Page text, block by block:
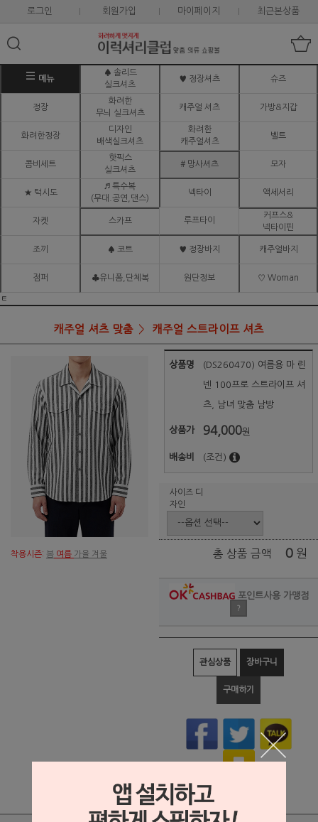
로그인 회원가입 마이페이지 최근본상품
메뉴
♠ 솔리드
실크셔츠
♥ 정장셔츠 슈즈
정장
화려한
무늬 실크셔츠
캐주얼 셔츠 가방&지갑
화려한정장
디자인
배색실크셔츠
화려한
캐주얼셔츠
벨트
콤비세트
핫픽스
실크셔츠
# 망사셔츠 모자
★ 턱시도
♬ 특수복
(무대.공연,댄스)
넥타이 액세서리
자켓 스카프 루프타이
커프스&
넥타이핀
조끼 ♠ 코트 ♥ 정장바지 캐주얼바지
점퍼 ♣유니폼,단체복 원단정보 ♡ Woman
ㅌ
캐주얼 셔츠 맞춤 캐주얼 스트라이프 셔츠
착용시즌: 봄 여름 가을 겨울
상품명 (DS260470) 여름용 마 린
넨 100프로 스트라이프 셔
츠, 남녀 맞춤 남방
상품가 94,000원
배송비 (조건)
사이즈 디
자인
총 상품 금액 0 원
포인트사용 가맹점
?
관심상품 장바구니
구매하기